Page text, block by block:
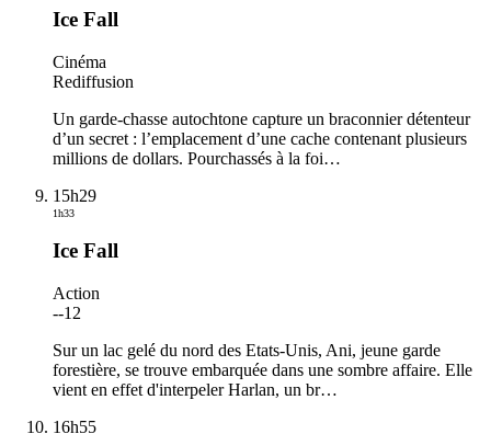
Ice Fall
Cinéma
Rediffusion
Un garde-chasse autochtone capture un braconnier détenteur
d’un secret : l’emplacement d’une cache contenant plusieurs
millions de dollars. Pourchassés à la foi…
15h29
1h33
Ice Fall
Action
--12
Sur un lac gelé du nord des Etats-Unis, Ani, jeune garde
forestière, se trouve embarquée dans une sombre affaire. Elle
vient en effet d'interpeler Harlan, un br…
16h55